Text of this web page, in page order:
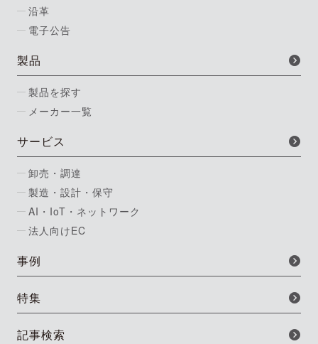
沿革
電子公告
製品
製品を探す
メーカー一覧
サービス
卸売・調達
製造・設計・保守
AI・IoT・ネットワーク
法人向けEC
事例
特集
記事検索